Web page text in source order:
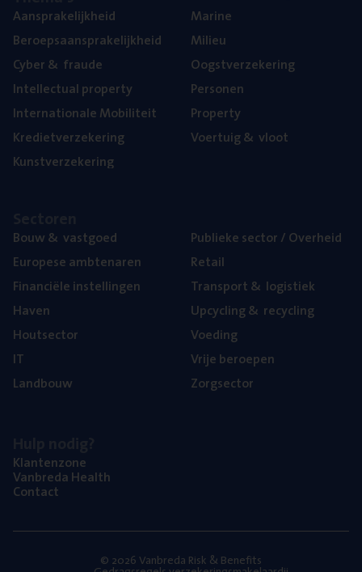
Aan­spra­ke­lijk­heid
Beroeps­aan­spra­ke­lijk­heid
Cyber& fraude
Intel­lec­tu­al property
Inter­na­ti­o­na­le Mobiliteit
Kre­diet­ver­ze­ke­ring
Kunst­ver­ze­ke­ring
Mari­ne
Mili­eu
Oogst­ver­ze­ke­ring
Per­so­nen
Pro­per­ty
Voer­tuig& vloot
Bouw& vastgoed
Euro­pe­se ambtenaren
Finan­ci­ë­le instellingen
Haven
Hout­sec­tor
IT
Land­bouw
Publie­ke sec­tor / Overheid
Retail
Trans­port& logistiek
Upcy­cling& recycling
Voe­ding
Vrije beroe­pen
Zorg­sec­tor
Klan­ten­zo­ne
Van­b­re­da Health
Con­tact
© 2026 Vanbreda Risk & Benefits